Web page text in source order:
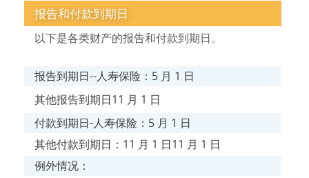
报告和付款到期日
以下是各类财产的报告和付款到期日。
报告到期日--人寿保险：5 月 1 日
其他报告到期日11 月 1 日
付款到期日-人寿保险：5 月 1 日
其他付款到期日：11 月 1 日11 月 1 日
例外情况：